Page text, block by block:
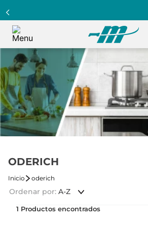
ODERICH
oderich
Ordenar por A-Z
1